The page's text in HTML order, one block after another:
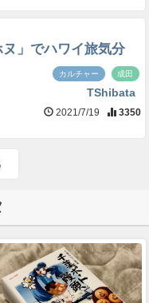
ヌ」でハワイ旅気分
カルチャー 成田
TShibata
2021/7/19 3350